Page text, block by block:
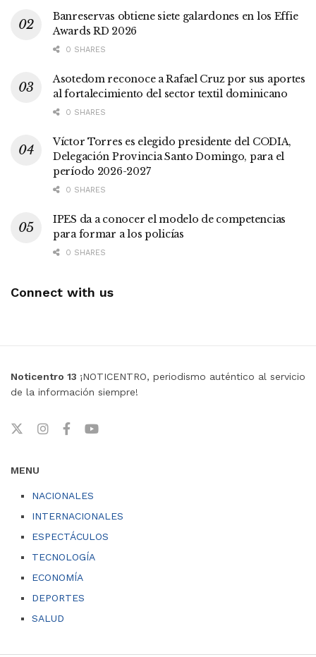
Banreservas obtiene siete galardones en los Effie
Awards RD 2026
0 SHARES
Asotedom reconoce a Rafael Cruz por sus aportes
al fortalecimiento del sector textil dominicano
0 SHARES
Víctor Torres es elegido presidente del CODIA,
Delegación Provincia Santo Domingo, para el
período 2026-2027
0 SHARES
IPES da a conocer el modelo de competencias
para formar a los policías
0 SHARES
Connect with us
Noticentro 13 ¡NOTICENTRO, periodismo auténtico al servicio
de la información siempre!
MENU
NACIONALES
INTERNACIONALES
ESPECTÁCULOS
TECNOLOGÍA
ECONOMÍA
DEPORTES
SALUD